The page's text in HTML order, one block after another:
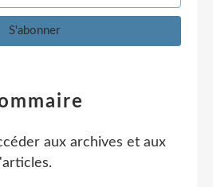
aux archives et aux
.